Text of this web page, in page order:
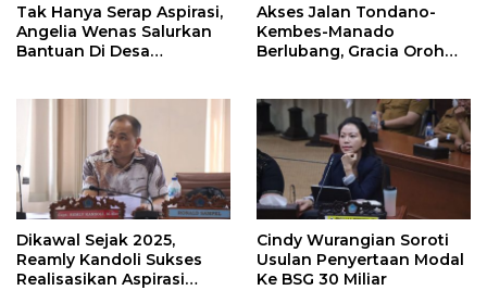
Tak Hanya Serap Aspirasi,
Angelia Wenas Salurkan
Bantuan Di Desa
Akses Jalan Tondano-
Kembes-Manado
Berlubang, Gracia Oroh
Dikawal Sejak 2025,
Reamly Kandoli Sukses
Realisasikan Aspirasi
Cindy Wurangian Soroti
Usulan Penyertaan Modal
Ke BSG 30 Miliar